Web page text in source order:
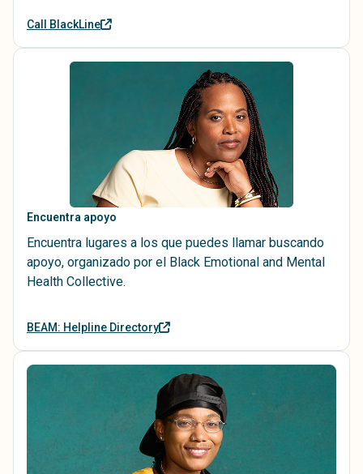
Call BlackLine
Encuentra apoyo
Encuentra lugares a los que puedes llamar buscando
apoyo, organizado por el Black Emotional and Mental
Health Collective.
BEAM: Helpline Directory